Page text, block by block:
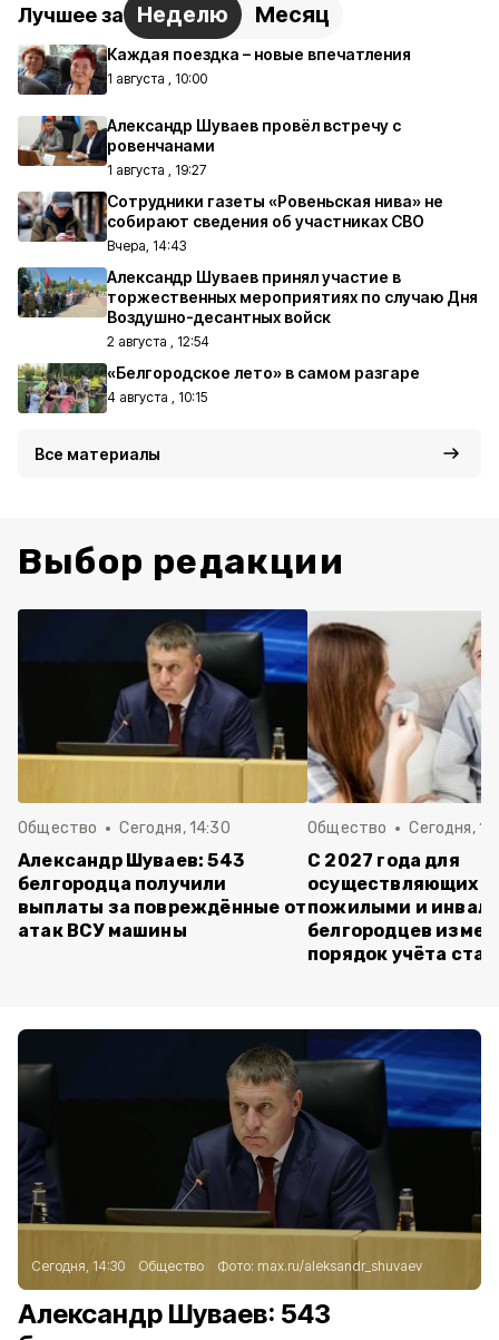
Лучшее за Неделю Месяц
Каждая поездка – новые впечатления
1 августа , 10:00
Александр Шуваев провёл встречу с
ровенчанами
1 августа , 19:27
Сотрудники газеты «Ровеньская нива» не
собирают сведения об участниках СВО
Вчера, 14:43
Александр Шуваев принял участие в
торжественных мероприятиях по случаю Дня
Воздушно-десантных войск
2 августа , 12:54
«Белгородское лето» в самом разгаре
4 августа , 10:15
Все материалы
Выбор редакции
Общество Сегодня, 14:30
Александр Шуваев: 543
белгородца получили
выплаты за повреждённые от
атак ВСУ машины
Общество Сегодня,
С 2027 года для
осуществляющих
пожилыми и
белгородцев
порядок учёта ста
Сегодня, 14:30 Общество Фото: max.ru/aleksandr_shuvaev
Александр Шуваев: 543